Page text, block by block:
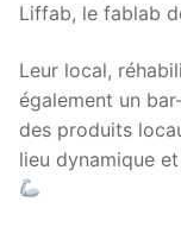
Liffab, le fablab
Leur local,
également un
des produits
lieu dynamique